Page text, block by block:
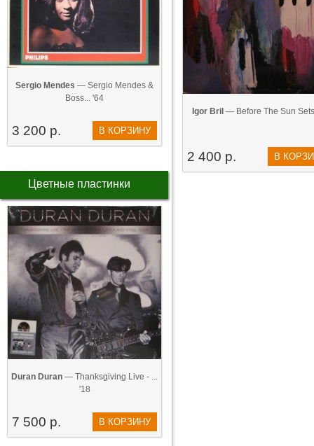
Sergio Mendes — Sergio Mendes &
Boss... '64
3 200 р. В КОРЗИНУ
Цветные пластинки
Duran Duran — Thanksgiving Live - ...
'18
7 500 р. В КОРЗИНУ
Igor Bril — Before The Sun
2 400 р. В